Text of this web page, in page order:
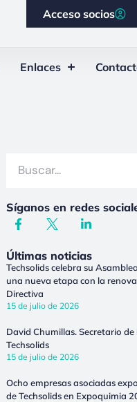
Acceso socios
Enlaces
Síganos en redes
Últimas noticias
Techsolids celebra su
una nueva etapa con la
Directiva
15 de julio de 2026
David Chumillas. Secretario
Techsolids
15 de julio de 2026
Ocho empresas asociadas
de Techsolids en Expoquimia